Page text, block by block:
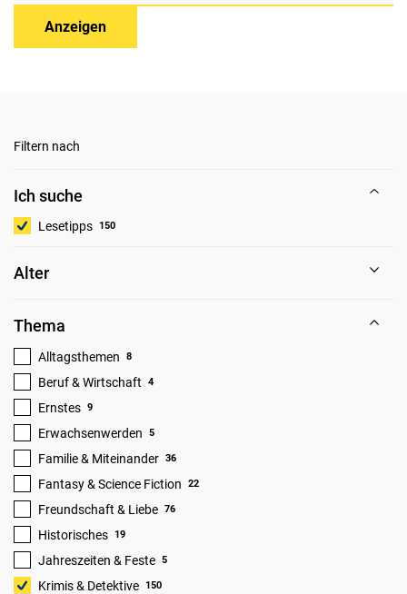
Anzeigen
Filtern nach
Ich suche
Lesetipps 150
Alter
Thema
Alltagsthemen 8
Beruf & Wirtschaft 4
Ernstes 9
Erwachsenwerden 5
Familie & Miteinander 36
Fantasy & Science Fiction 22
Freundschaft & Liebe 76
Historisches 19
Jahreszeiten & Feste 5
Krimis & Detektive 150